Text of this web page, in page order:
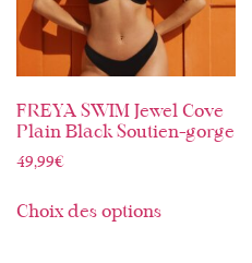
FREYA SWIM Jewel Cove
Plain Black Soutien-gorge
49,99€
Choix des options